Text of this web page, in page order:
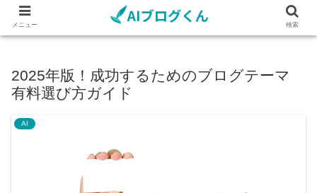
2025年版！成功するためのブログテーマ
有料選び方ガイド
AI
メニュー 検索